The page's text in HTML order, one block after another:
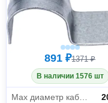
891 ₽1371 ₽
В наличии 1576 шт
Max диаметр кабеля